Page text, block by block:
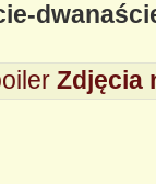
Zdjęcia